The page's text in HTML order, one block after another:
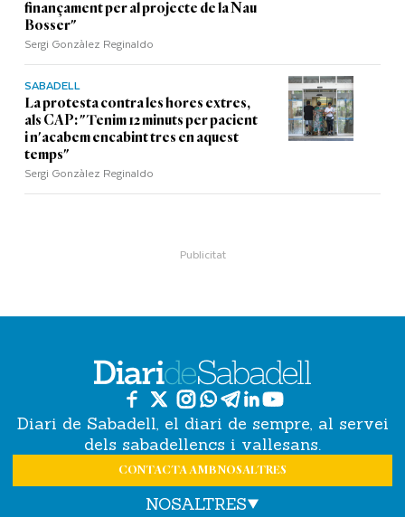
finançament per al projecte de la Nau
Bosser"
Sergi Gonzàlez Reginaldo
SABADELL
La protesta contra les hores extres,
als CAP: "Tenim 12 minuts per pacient
i n'acabem encabint tres en aquest
temps"
Sergi Gonzàlez Reginaldo
Diari de Sabadell, el diari de sempre, al servei
dels sabadellencs i vallesans.
CONTACTA AMB NOSALTRES
NOSALTRES